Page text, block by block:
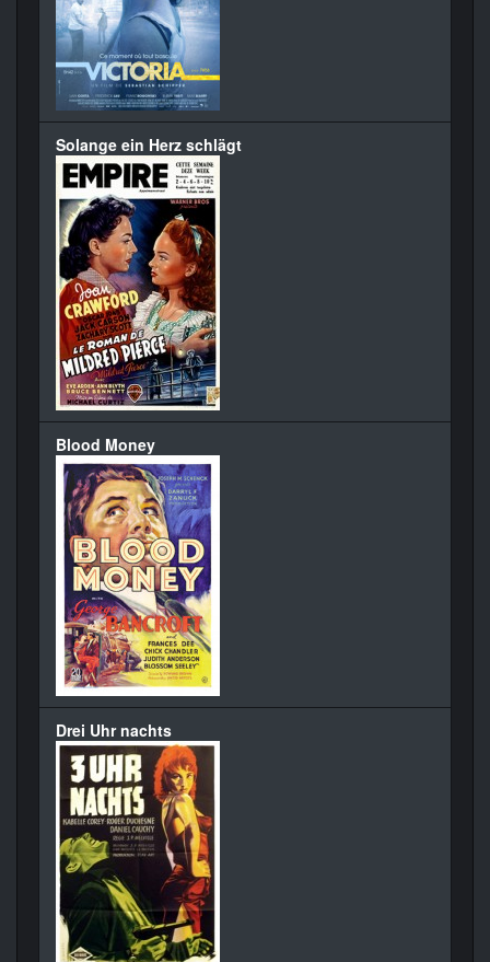
Solange ein Herz schlägt
Blood Money
Drei Uhr nachts